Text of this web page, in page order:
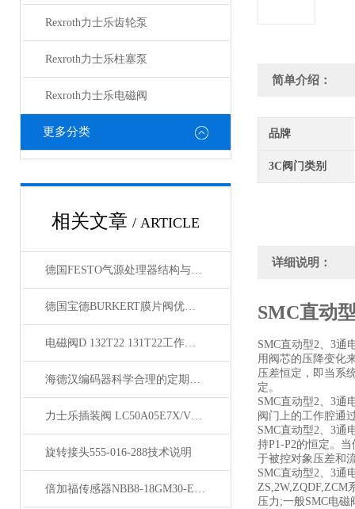
Rexroth力士乐齿轮泵
Rexroth力士乐柱塞泵
Rexroth力士乐电磁阀
更多分类
相关文章 / ARTICLE
德国FESTO气源处理器结构与维护技巧
德国宝德BURKERT膜片阀优点与安装方法
电磁阀D 132T22 131T22工作说明
海德汉编码器科学合理的定期维护保养方法分享
力士乐插装阀 LC50A05E7X/V批发
旋转接头555-016-288技术说明
倍加福传感器NBB8-18GM30-E2-V1原理
简单介绍：
品牌
3C阀门类别
详细说明：
SMC直动
SMC直动型2、3通
用阀芯的压降变化
压差恒定，即当系
定。
SMC直动型2、3通
阀门上的工作腔通
SMC直动型2、3通
持P1-P2的恒定。
于被控对象压差和
SMC直动型2、3通
ZS,2W,ZQDF,ZCM
压力;一般SMC电